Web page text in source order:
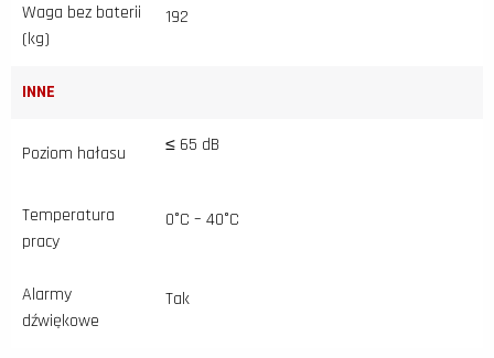
Waga bez baterii
(kg)
192
INNE
Poziom hałasu ≤ 65 dB
Temperatura
pracy
0°C – 40°C
Alarmy
dźwiękowe
Tak